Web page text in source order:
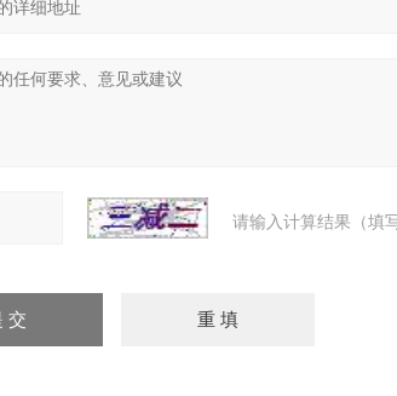
请输入计算结果（填